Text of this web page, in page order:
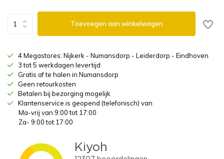
Toevoegen aan winkelwagen
4 Megastores: Nijkerk - Numansdorp - Leiderdorp - Eindhoven
3 tot 5 werkdagen levertijd
Gratis af te halen in Numansdorp
Geen retourkosten
Betalen bij bezorging mogelijk
Klantenservice is geopend (telefonisch) van
Ma-vrij van 9:00 tot 17:00
Za- 9:00 tot 17:00